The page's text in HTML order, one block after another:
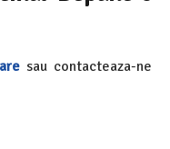
sau contacteaza-ne